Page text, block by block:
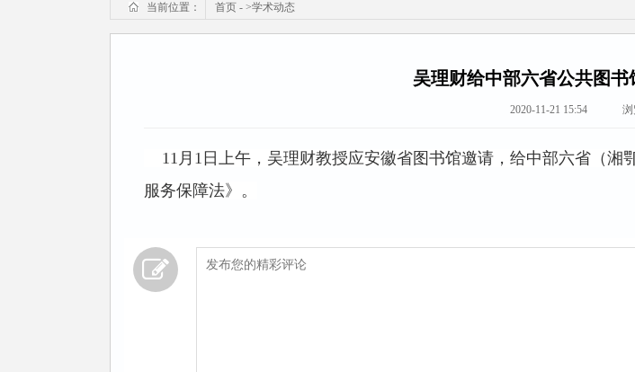
当前位置： 首页 - >学术动态
吴理财给中部六省公共图
2020-11-21 15:54 浏
11月1日上午，吴理财教授应安徽省图书馆邀请，给中部六省（湘
服务保障法》。